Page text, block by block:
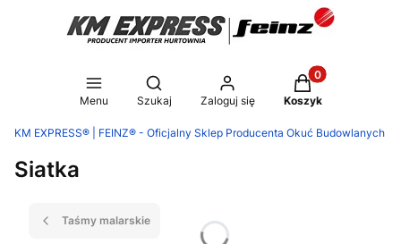
Menu
Otwórz wyszukiwarkę
Szukaj Zaloguj się
Produkty w
Koszyk
KM EXPRESS® | FEINZ® - Oficjalny Sklep Producenta Okuć Budowlanych
Siatka
Taśmy malarskie